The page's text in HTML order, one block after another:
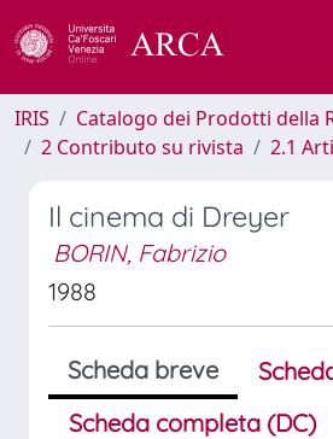
IRIS
Catalogo dei Prodotti della
2 Contributo su rivista
2.1
Il cinema di Dreyer
BORIN, Fabrizio
1988
Scheda breve
Scheda completa (DC)